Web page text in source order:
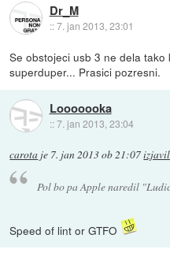
Dr_M
::7. jan 2013, 23:01
Se obstojeci usb 3 ne dela
superduper... Prasici pozresni.
Looooooka
::7. jan 2013, 23:04
carota je 7. jan 2013 ob 21:07izjavil
Pol bo pa Apple naredil
Speed of lint or GTFO